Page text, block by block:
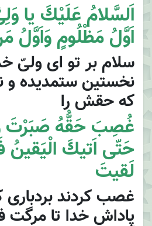
اَلسَّلامُ عَلَيْكَ يا
اَوَّلُ مَظْلُومٍ وَاَوَّلُ
سلام بر تو اى ولىّ
نخستين ستمديده
كه حقش را
غُصِبَ حَقُّهُ صَبَرْتَ
حَتّى اَتيكَ الْيَقينُ
لَقيتَ
غصب كردند بردبارى
پاداش خدا تا مرگت